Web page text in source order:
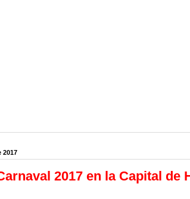
2017
2017 en la Capital de